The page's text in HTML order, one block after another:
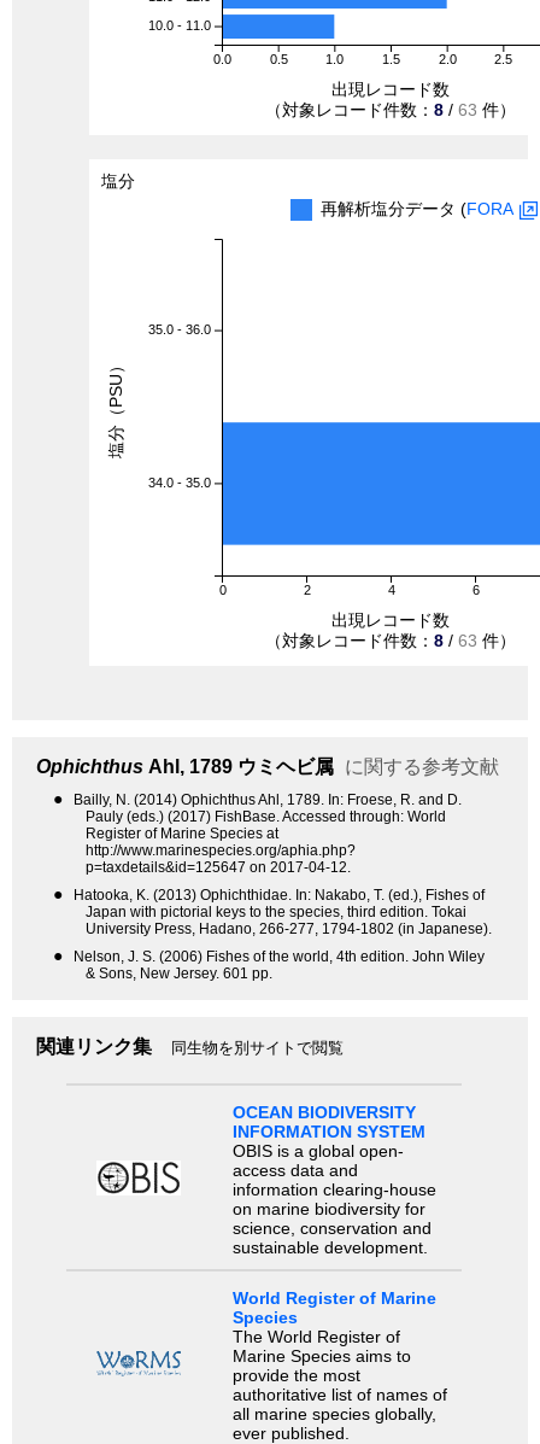
0.0 0.5 1.0 1.5 2.0 2.5
10.0 - 11.0
出現レコード数
（対象レコード件数： 8 / 63 件）
塩分
再解析塩分データ (FORA
0 2 4 6
35.0 - 36.0
34.0 - 35.0
出現レコード数
（対象レコード件数： 8 / 63 件）
塩分（PSU）
Ophichthus Ahl, 1789 ウミヘビ属 に関する参考文献
●
Bailly, N. (2014) Ophichthus Ahl, 1789. In: Froese, R. and D.
Pauly (eds.) (2017) FishBase. Accessed through: World
Register of Marine Species at
http://www.marinespecies.org/aphia.php?
p=taxdetails&id=125647 on 2017-04-12.
●
Hatooka, K. (2013) Ophichthidae. In: Nakabo, T. (ed.), Fishes of
Japan with pictorial keys to the species, third edition. Tokai
University Press, Hadano, 266-277, 1794-1802 (in Japanese).
●
Nelson, J. S. (2006) Fishes of the world, 4th edition. John Wiley
& Sons, New Jersey. 601 pp.
関連リンク集 同生物を別サイトで閲覧
OCEAN BIODIVERSITY
INFORMATION SYSTEM
OBIS is a global open-
access data and
information clearing-house
on marine biodiversity for
science, conservation and
sustainable development.
World Register of Marine
Species
The World Register of
Marine Species aims to
provide the most
authoritative list of names of
all marine species globally,
ever published.